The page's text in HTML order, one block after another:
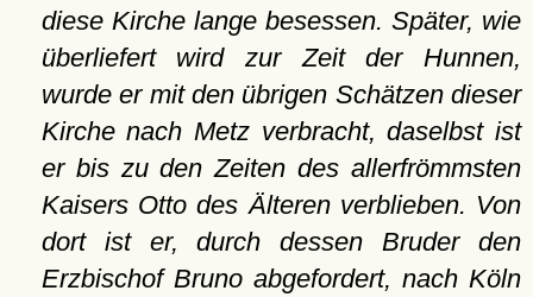
diese Kirche lange besessen. Später, wie
überliefert wird zur Zeit der Hunnen,
wurde er mit den übrigen Schätzen dieser
Kirche nach Metz verbracht, daselbst ist
er bis zu den Zeiten des allerfrömmsten
Kaisers Otto des Älteren verblieben. Von
dort ist er, durch dessen Bruder den
Erzbischof Bruno abgefordert, nach Köln